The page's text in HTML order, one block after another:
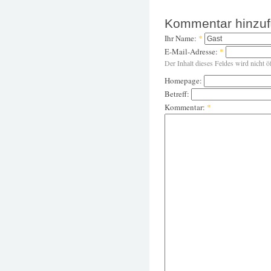
Kommentar
Ihr Name: *
E-Mail-Adresse: *
Der Inhalt dieses Feldes wird nicht
Homepage:
Betreff:
Kommentar: *